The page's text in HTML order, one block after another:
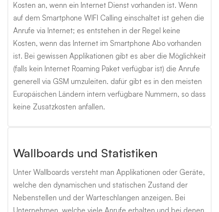
Kosten an, wenn ein Internet Dienst vorhanden ist. Wenn
auf dem Smartphone WIFI Calling einschaltet ist gehen die
Anrufe via Internet; es entstehen in der Regel keine
Kosten, wenn das Internet im Smartphone Abo vorhanden
ist. Bei gewissen Applikationen gibt es aber die Möglichkeit
(falls kein Internet Roaming Paket verfügbar ist) die Anrufe
generell via GSM umzuleiten. dafür gibt es in den meisten
Europäischen Ländern intern verfügbare Nummern, so dass
keine Zusatzkosten anfallen.
Wallboards und Statistiken
Unter Wallboards versteht man Applikationen oder Geräte,
welche den dynamischen und statischen Zustand der
Nebenstellen und der Warteschlangen anzeigen. Bei